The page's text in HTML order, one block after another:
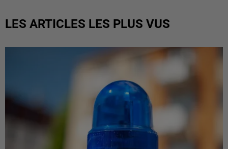
LES ARTICLES LES PLUS VUS